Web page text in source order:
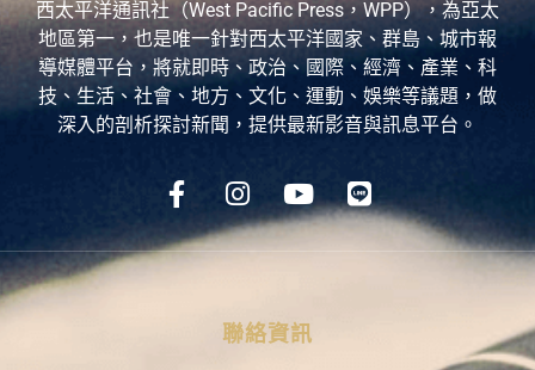
西太平洋通訊社（West Pacific Press，WPP），為亞太
地區第一，也是唯一針對西太平洋國家、群島、城市報
導媒體平台，將就即時、政治、國際、經濟、產業、科
技、生活、社會、地方、文化、運動、娛樂等議題，做
深入的剖析探討新聞，提供最新影音與訊息平台。
聯絡資訊